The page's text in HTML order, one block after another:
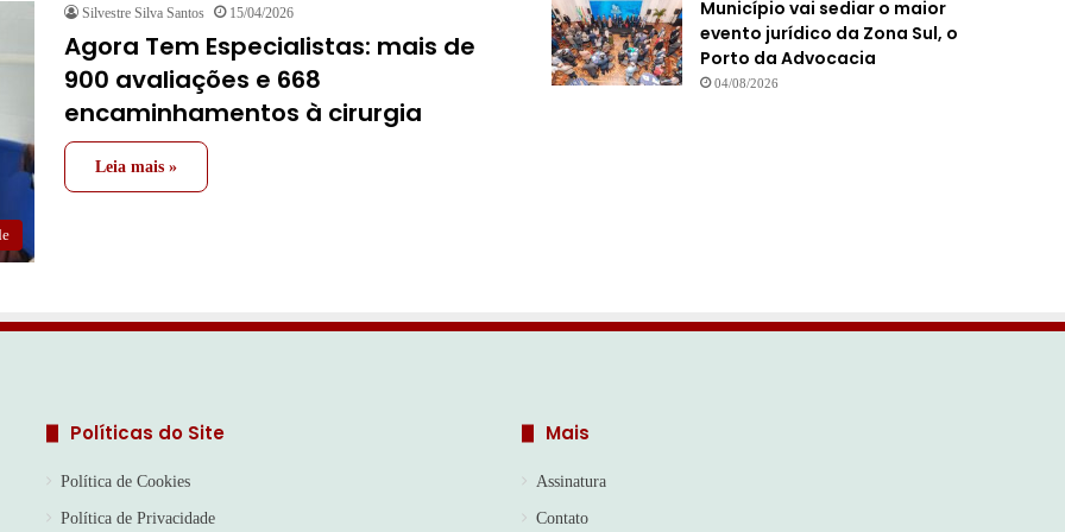
Silvestre Silva Santos 15/04/2026
Agora Tem Especialistas: mais de
900 avaliações e 668
encaminhamentos à cirurgia
Leia mais »
Município vai sediar o maior
evento jurídico da Zona Sul, o
Porto da Advocacia
04/08/2026
Políticas do Site
Política de Cookies
Política de Privacidade
Mais
Assinatura
Contato